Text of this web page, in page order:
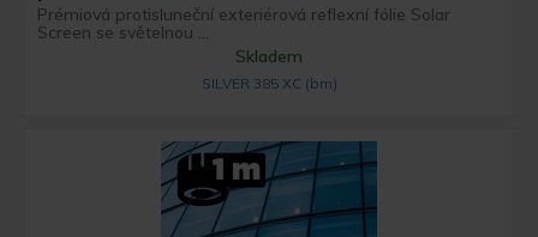
Prémiová protisluneční exteriérová reflexní fólie Solar
Screen se světelnou ...
Skladem
SILVER 385 XC (bm)